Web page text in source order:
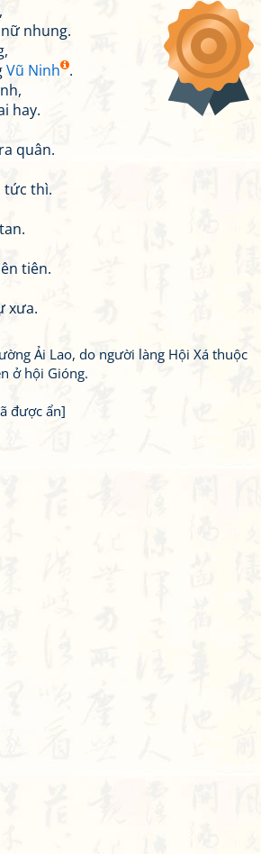
nhung.
Vũ Ninh .
hay.
quân.
tức thì.
tiên.
xưa.
Ải Lao, do người làng Hội Xá thuộc
ở hội Gióng.
được ẩn]